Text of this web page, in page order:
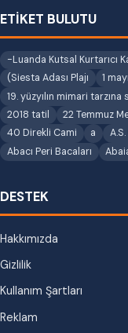
ETİKET BULUTU
-Luanda Kutsal Kurtarıcı
(Siesta Adası Plajı
1
19. yüzyılın mimari
2018 tatil
22 Temmuz
40 Direkli Cami
a
Abacı Peri Bacaları
DESTEK
Hakkımızda
Gizlilik
Kullanım Şartları
Reklam